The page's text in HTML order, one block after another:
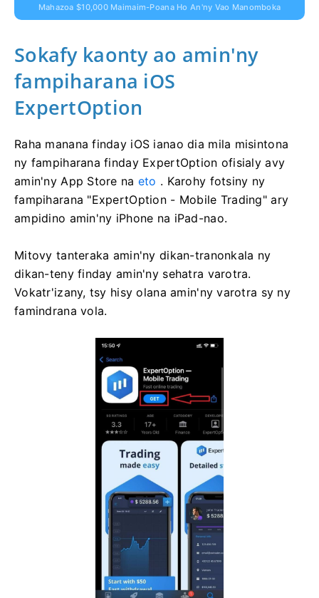
Mahazoa $10,000 Maimaim-Poana Ho An'ny Vao Manomboka
Sokafy kaonty ao amin'ny
fampiharana iOS
ExpertOption
Raha manana finday iOS ianao dia mila misintona
ny fampiharana finday ExpertOption ofisialy avy
amin'ny App Store na eto . Karohy fotsiny ny
fampiharana "ExpertOption - Mobile Trading" ary
ampidino amin'ny iPhone na iPad-nao.
Mitovy tanteraka amin'ny dikan-tranonkala ny
dikan-teny finday amin'ny sehatra varotra.
Vokatr'izany, tsy hisy olana amin'ny varotra sy ny
famindrana vola.